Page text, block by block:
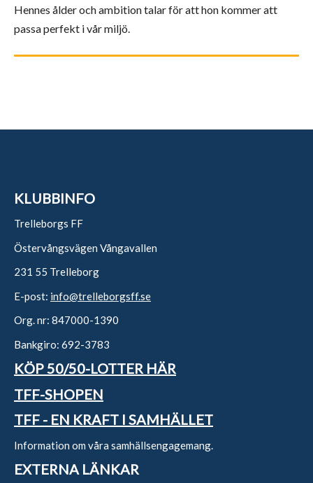
Hennes ålder och ambition talar för att hon kommer att
passa perfekt i vår miljö.
KLUBBINFO
Trelleborgs FF
Östervångsvägen Vångavallen
231 55 Trelleborg
E-post: info@trelleborgsff.se
Org. nr: 847000-1390
Bankgiro: 692-3783
KÖP 50/50-LOTTER HÄR
TFF-SHOPEN
TFF - EN KRAFT I SAMHÄLLET
Information om våra samhällsengagemang.
EXTERNA LÄNKAR